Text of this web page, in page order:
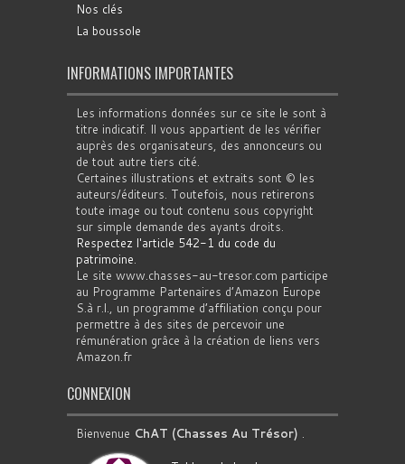
Nos clés
La boussole
INFORMATIONS IMPORTANTES
Les informations données sur ce site le sont à
titre indicatif. Il vous appartient de les vérifier
auprès des organisateurs, des annonceurs ou
de tout autre tiers cité.
Certaines illustrations et extraits sont © les
auteurs/éditeurs. Toutefois, nous retirerons
toute image ou tout contenu sous copyright
sur simple demande des ayants droits.
Respectez l'article 542-1 du code du
patrimoine.
Le site www.chasses-au-tresor.com participe
au Programme Partenaires d’Amazon Europe
S.à r.l., un programme d’affiliation conçu pour
permettre à des sites de percevoir une
rémunération grâce à la création de liens vers
Amazon.fr
CONNEXION
Bienvenue ChAT (Chasses Au Trésor) .